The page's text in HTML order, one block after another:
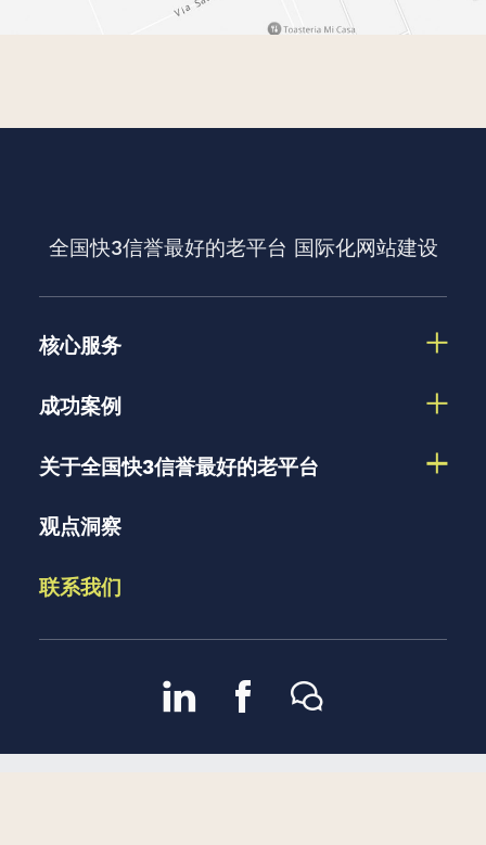
全国快3信誉最好的老平台 国际化网站建设
核心服务
成功案例
关于全国快3信誉最好的老平台
观点洞察
联系我们